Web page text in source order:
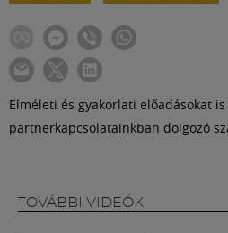
Elméleti és gyakorlati előadásokat
partnerkapcsolatainkban dolgozó
TOVÁBBI VIDEÓK
Klub
Közösség